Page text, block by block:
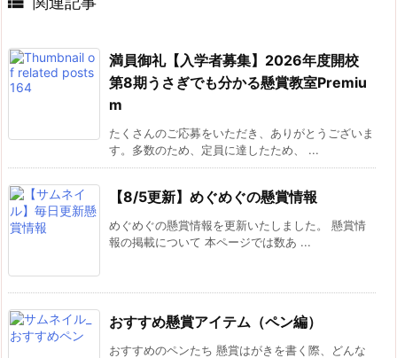
満員御礼【入学者募集】2026年度開校
第8期うさぎでも分かる懸賞教室Premiu
m
たくさんのご応募をいただき、ありがとうございま
す。多数のため、定員に達したため、 ...
【8/5更新】めぐめぐの懸賞情報
めぐめぐの懸賞情報を更新いたしました。 懸賞情
報の掲載について 本ページでは数あ ...
おすすめ懸賞アイテム（ペン編）
おすすめのペンたち 懸賞はがきを書く際、どんな